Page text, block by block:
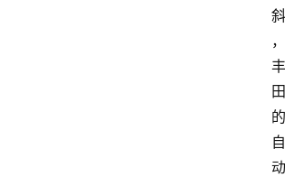
斜
，
丰
田
的
自
动